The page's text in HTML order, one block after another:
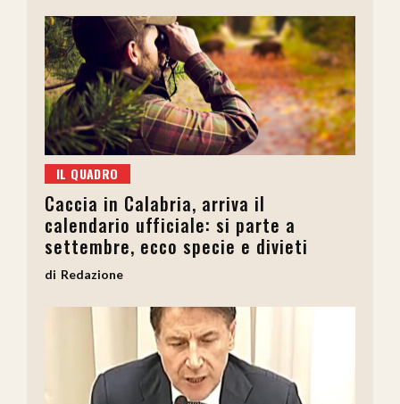
IL QUADRO
Caccia in Calabria, arriva il
calendario ufficiale: si parte a
settembre, ecco specie e divieti
Redazione